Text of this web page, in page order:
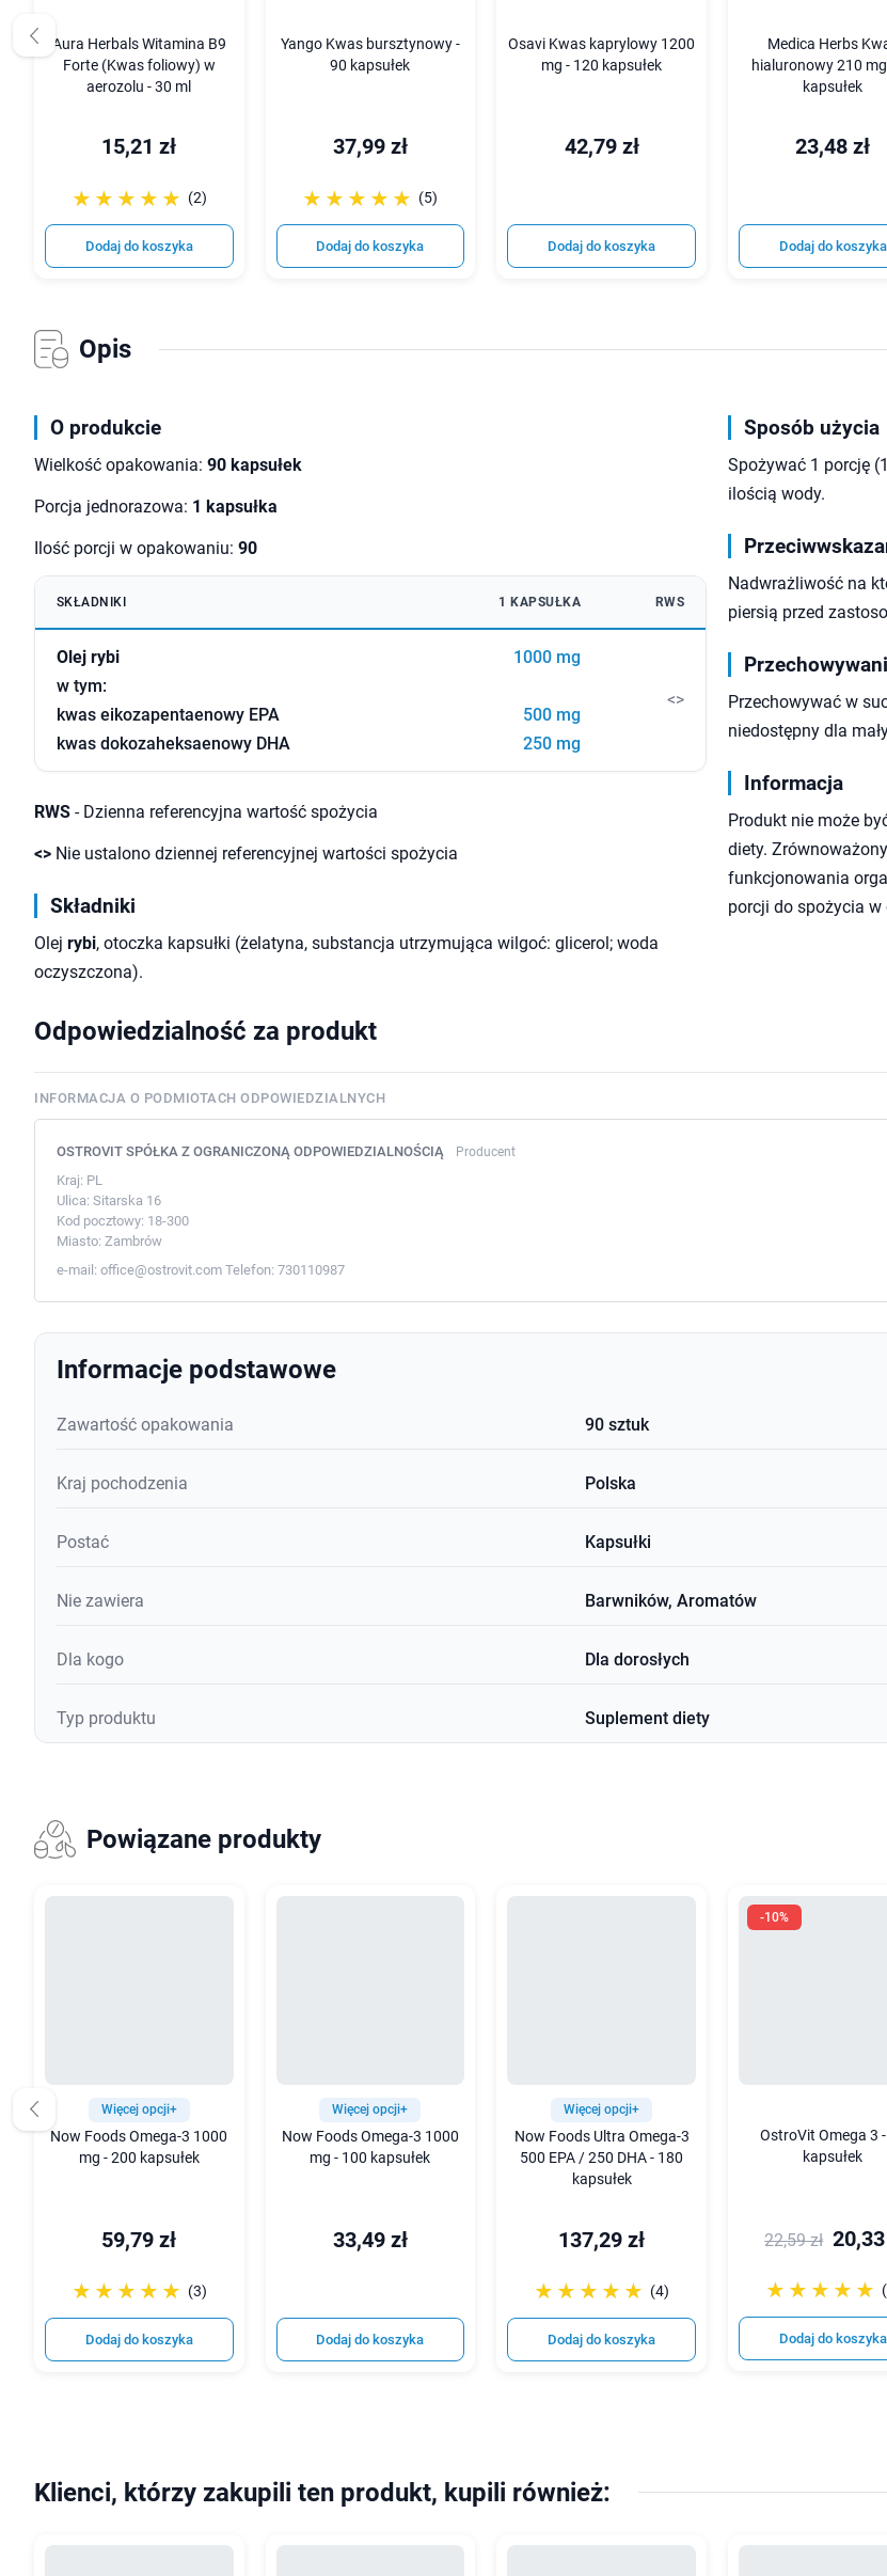
Aura Herbals Witamina B9
Forte (Kwas foliowy) w
aerozolu - 30 ml
15,21 zł
☆☆☆☆☆
★★★★★ (2)
Dodaj do koszyka
Yango Kwas bursztynowy -
90 kapsułek
37,99 zł
☆☆☆☆☆
★★★★★ (5)
Dodaj do koszyka
Osavi Kwas kaprylowy 1200
mg - 120 kapsułek
42,79 zł
Dodaj do koszyka
Medica Herbs
hialuronowy 210
kapsułek
23,48 zł
Dodaj do koszyka
Opis
O produkcie
Wielkość opakowania: 90 kapsułek
Porcja jednorazowa: 1 kapsułka
Ilość porcji w opakowaniu: 90
SKŁADNIKI 1 KAPSUŁKA RWS
Olej rybi
w tym:
kwas eikozapentaenowy EPA
kwas dokozaheksaenowy DHA
1000 mg
500 mg
250 mg
<>
RWS - Dzienna referencyjna wartość spożycia
<> Nie ustalono dziennej referencyjnej wartości spożycia
Składniki
Olej rybi, otoczka kapsułki (żelatyna, substancja utrzymująca wilgoć: glicerol; woda
oczyszczona).
Sposób użycia
Spożywać 1 porcję
ilością wody.
Nadwrażliwość na
piersią przed
Przechowywać w
niedostępny dla
Informacja
Produkt nie może
diety.
funkcjonowania
porcji do spożycia w
Odpowiedzialność za produkt
INFORMACJA O PODMIOTACH ODPOWIEDZIALNYCH
OSTROVIT SPÓŁKA Z OGRANICZONĄ ODPOWIEDZIALNOŚCIĄ Producent
Kraj: PL
Ulica: Sitarska 16
Kod pocztowy: 18-300
Miasto: Zambrów
e-mail: office@ostrovit.com Telefon: 730110987
Informacje podstawowe
Zawartość opakowania 90 sztuk
Kraj pochodzenia Polska
Postać Kapsułki
Nie zawiera Barwników, Aromatów
Dla kogo Dla dorosłych
Typ produktu Suplement diety
Powiązane produkty
Więcej opcji+
Now Foods Omega-3 1000
mg - 200 kapsułek
59,79 zł
☆☆☆☆☆
★★★★★ (3)
Dodaj do koszyka
Więcej opcji+
Now Foods Omega-3 1000
mg - 100 kapsułek
33,49 zł
Dodaj do koszyka
Więcej opcji+
Now Foods Ultra Omega-3
500 EPA / 250 DHA - 180
kapsułek
137,29 zł
☆☆☆☆☆
★★★★★ (4)
Dodaj do koszyka
-10%
OstroVit Omega 3
kapsułek
22,59 zł 20,33
☆☆☆☆☆
★★★★★
Dodaj do koszyka
Klienci, którzy zakupili ten produkt, kupili również: